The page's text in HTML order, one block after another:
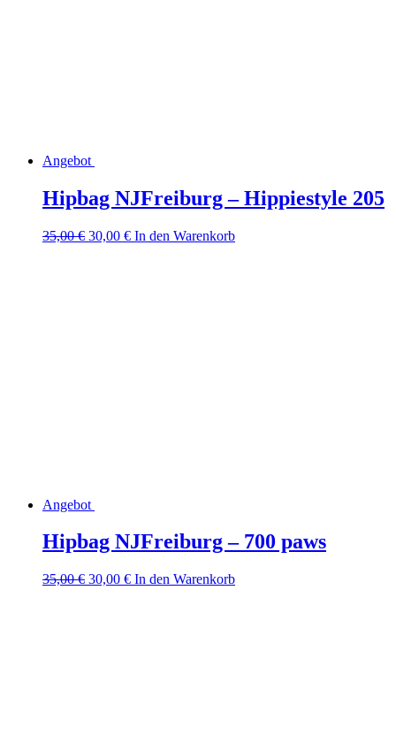
Angebot
Hipbag NJFreiburg – Hippiestyle 205
35,00€ Ursprünglicher
30,00 €Aktueller
In den Warenkorb
Angebot
Hipbag NJFreiburg – 700 paws
35,00€ Ursprünglicher
30,00 €Aktueller
In den Warenkorb